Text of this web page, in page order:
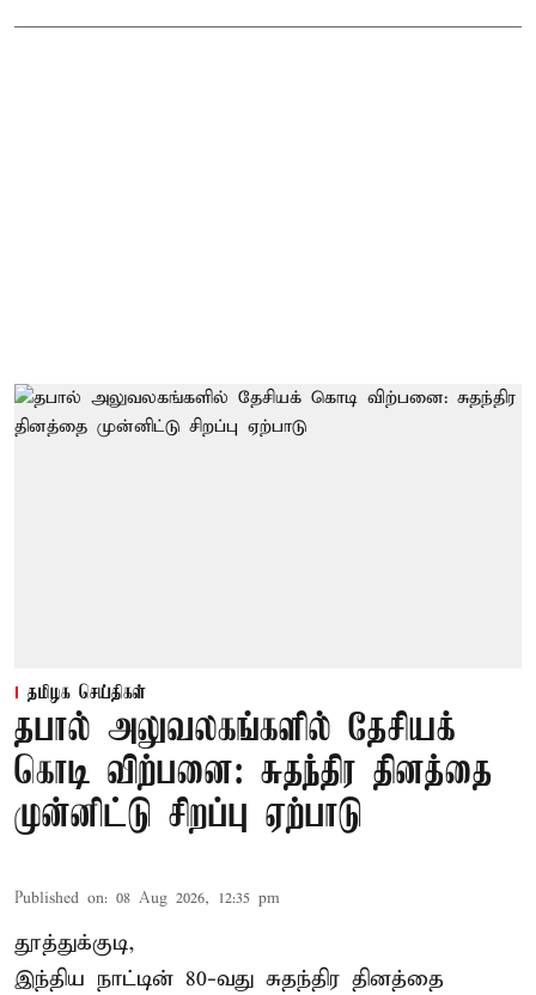
தமிழக செய்திகள்
தபால் அலுவலகங்களில் தேசியக்
கொடி விற்பனை: சுதந்திர தினத்தை
முன்னிட்டு சிறப்பு ஏற்பாடு
Published on: 08 Aug 2026, 12:35 pm
தூத்துக்குடி,
இந்திய நாட்டின் 80-வது சுதந்திர தினத்தை